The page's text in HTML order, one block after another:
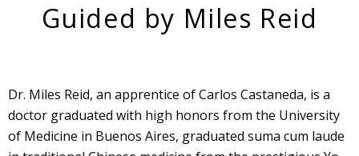
Guided by Miles Reid
Dr. Miles Reid, an apprentice of Carlos Castaneda, is a
doctor graduated with high honors from the University
of Medicine in Buenos Aires, graduated suma cum laude